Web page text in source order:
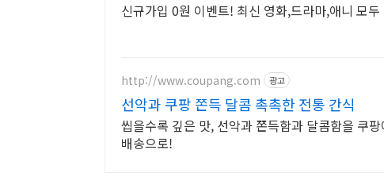
신규가입 0원 이벤트! 최신 영화,드라마,애니 모
http://www.coupang.com 광고
선악과 쿠팡 쫀득 달콤 촉촉한 전통 간식
씹을수록 깊은 맛, 선악과 쫀득함과 달콤함을 쿠
배송으로!